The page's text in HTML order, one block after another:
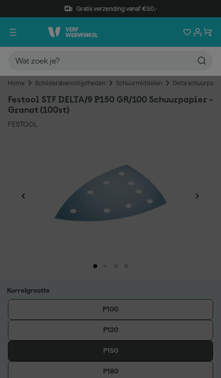
Gratis verzending vanaf €50,-
Home Schildersbenodigdheden Schuurmiddelen Delta
Festool STF DELTA/9 P150 GR/100 Schuurpapier -
Granat (100st)
FESTOOL
Korrelgrootte
P100
P120
P150
P180